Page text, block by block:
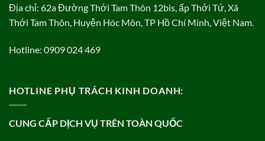
Địa chỉ: 62a Đường Thới Tam Thôn 12bis, ấp Thới Tứ, Xã
Thới Tam Thôn, Huyện Hóc Môn, TP Hồ Chí Minh, Việt Nam.
Hotline: 0909 024 469
HOTLINE PHỤ TRÁCH KINH DOANH:
CUNG CẤP DỊCH VỤ TRÊN TOÀN QUỐC